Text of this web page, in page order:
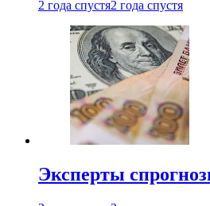
2 года спустя2 года спустя
Эксперты